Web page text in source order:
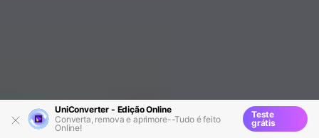
UniConverter - Edição Online
Converta, remova e aprimore--Tudo é feito
Online!
Teste
grátis